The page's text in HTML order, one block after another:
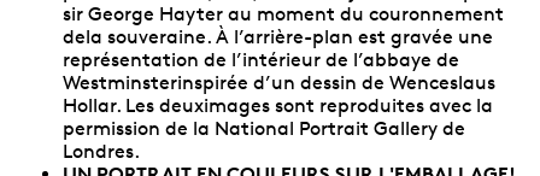
sir George Hayter au moment du couronnement
dela souveraine. À l’arrière-plan est gravée une
représentation de l’intérieur de l’abbaye de
Westminsterinspirée d’un dessin de Wenceslaus
Hollar. Les deuximages sont reproduites avec la
permission de la National Portrait Gallery de
Londres.